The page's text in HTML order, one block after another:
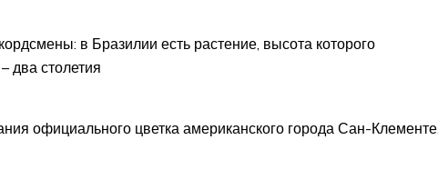
в Бразилии есть растение, высота которого
два столетия
официального цветка американского города Сан-Клементе.